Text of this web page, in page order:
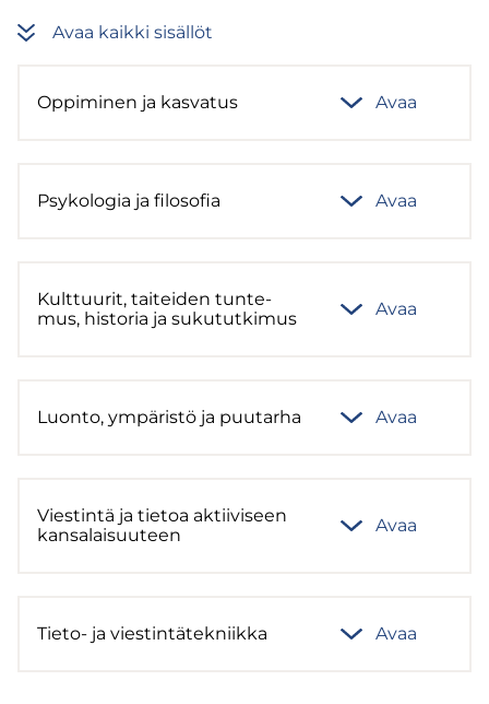
Avaa kaik­ki si­säl­löt
Op­pi­mi­nen ja kas­va­tus Avaa
Psy­ko­lo­gia ja fi­lo­so­fia Avaa
Kult­tuu­rit, tai­tei­den tun­te­
mus, his­to­ria ja su­ku­tut­ki­mus
Avaa
Luon­to, ym­pä­ris­tö ja puu­tar­ha Avaa
Vies­tin­tä ja tie­toa ak­tii­vi­seen
kan­sa­lai­suu­teen
Avaa
Tieto-​ ja vies­tin­tä­tek­niik­ka Avaa